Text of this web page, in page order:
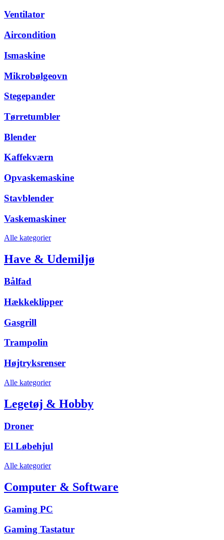
Ventilator
Aircondition
Ismaskine
Mikrobølgeovn
Stegepander
Tørretumbler
Blender
Kaffekværn
Opvaskemaskine
Stavblender
Vaskemaskiner
Alle kategorier
Have & Udemiljø
Bålfad
Hækkeklipper
Gasgrill
Trampolin
Højtryksrenser
Alle kategorier
Legetøj & Hobby
Droner
El Løbehjul
Alle kategorier
Computer & Software
Gaming PC
Gaming Tastatur